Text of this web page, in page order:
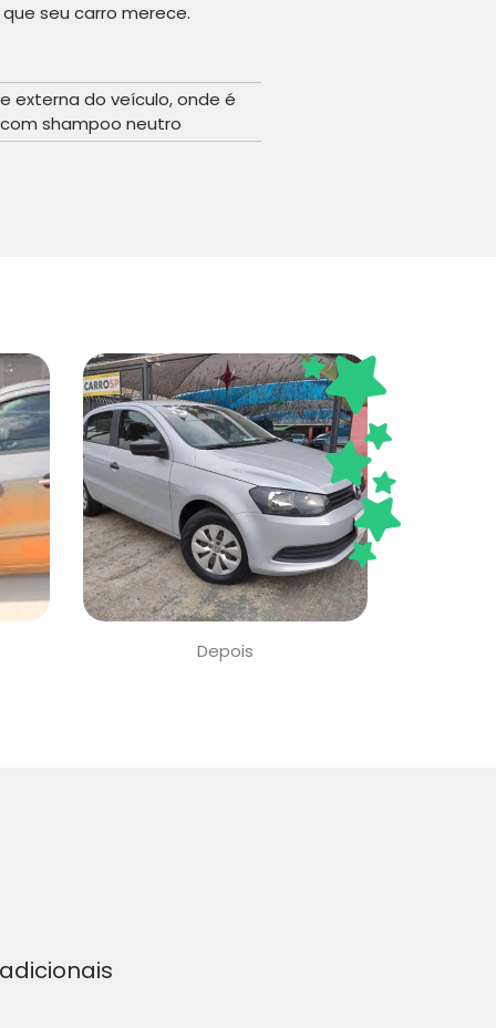
seu carro merece.
externa do veículo, onde é
shampoo neutro
Depois